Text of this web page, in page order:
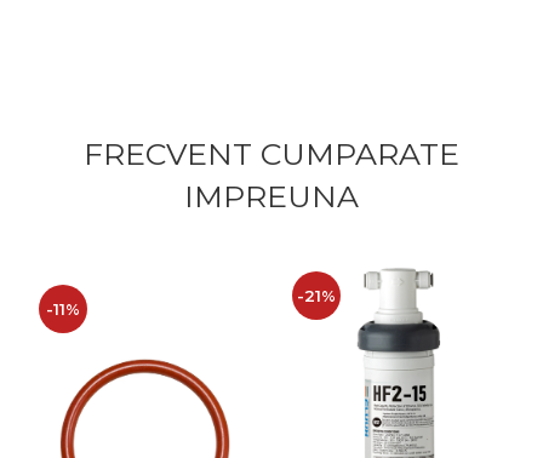
FRECVENT CUMPARATE
IMPREUNA
-11%
-21%